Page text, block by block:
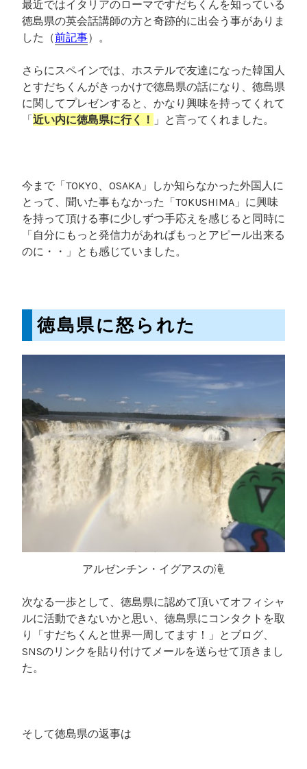
最近ではイタリアのローマですだちくんを知っている
徳島県の英会話講師の方と奇跡的に出会う事がありま
した（前記事）。
さらにスペインでは、ホステルで友達になった韓国人
とすだちくんがきっかけで徳島県の話になり、徳島県
に関してプレゼンすると、かなり興味を持ってくれて
「 近い内に徳島県に行く！ 」と言ってくれました。
今まで「TOKYO、OSAKA」しか知らなかった外国人に
とって、聞いた事もなかった「TOKUSHIMA」に興味
を持って頂ける事に少しずつ手応えを感じると同時に
「自分にもっと発信力があればもっとアピール出来る
のに・・」とも感じていました。
徳島県に怒られた
アルゼンチン・イグアスの滝
次なる一歩として、徳島県に認めて頂いてオフィシャ
ルに活動できないかと思い、徳島県にコンタクトを取
り「すだちくんと世界一周してます！」とブログ、
SNSのリンクを貼り付けてメールを送らせて頂きまし
た。
そして徳島県の返事は